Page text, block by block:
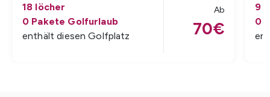
18 löcher
0 Pakete Golfurlaub
enthält diesen Golfplatz
Ab
70€
9
0